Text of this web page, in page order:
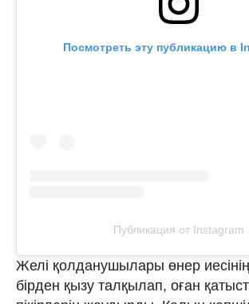
Посмотреть эту публикацию в
Публикация от Instagram
Желі қолданушылары өнер
бірден қызу талқылап, оған